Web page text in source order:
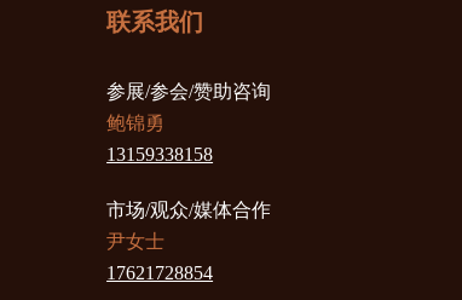
联系我们
参展/参会/赞助咨询
鲍锦勇
13159338158
市场/观众/媒体合作
尹女士
17621728854